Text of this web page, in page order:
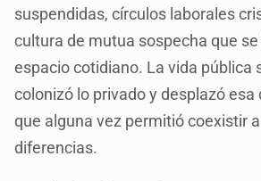
suspendidas, círculos laborales
cultura de mutua sospecha que
espacio cotidiano. La vida pública
colonizó lo privado y desplazó
que alguna vez permitió coexistir
diferencias.